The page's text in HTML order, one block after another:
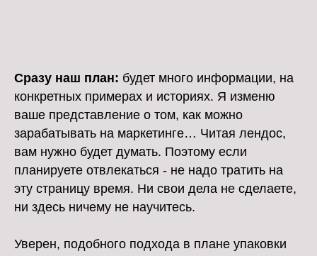
Сразу наш план: будет много информации, на
конкретных примерах и историях. Я изменю
ваше представление о том, как можно
зарабатывать на маркетинге… Читая лендос,
вам нужно будет думать. Поэтому если
планируете отвлекаться - не надо тратить на
эту страницу время. Ни свои дела не сделаете,
ни здесь ничему не научитесь.
Уверен, подобного подхода в плане упаковки